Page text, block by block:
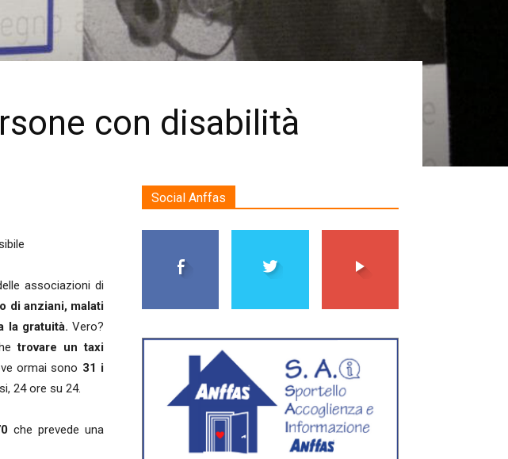
con disabilità
associazioni di
di anziani, malati
la gratuità. Vero?
trovare un taxi
ormai sono 31 i
24 ore su 24.
che prevede una
Social Anffas